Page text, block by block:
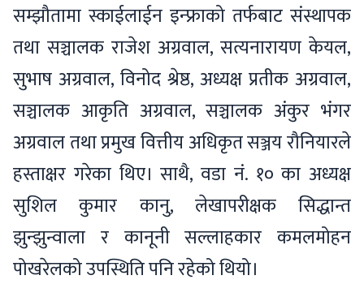
सम्झौतामा स्काईलाईन इन्फ्राको तर्फबाट संस्थापक
तथा सञ्चालक राजेश अग्रवाल, सत्यनारायण केयल,
सुभाष अग्रवाल, विनोद श्रेष्ठ, अध्यक्ष प्रतीक अग्रवाल,
सञ्चालक आकृति अग्रवाल, सञ्चालक अंकुर भंगर
अग्रवाल तथा प्रमुख वित्तीय अधिकृत सञ्जय रौनियारले
हस्ताक्षर गरेका थिए। साथै, वडा नं. १० का अध्यक्ष
सुशिल कुमार कानु, लेखापरीक्षक सिद्धान्त
झुन्झुन्वाला र कानूनी सल्लाहकार कमलमोहन
पोखरेलको उपस्थिति पनि रहेको थियो।